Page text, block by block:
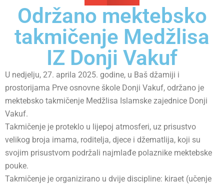
Održano mektebsko
takmičenje Medžlisa
IZ Donji Vakuf
U nedjelju, 27. aprila 2025. godine, u Baš džamiji i
prostorijama Prve osnovne škole Donji Vakuf, održano je
mektebsko takmičenje Medžlisa Islamske zajednice Donji
Vakuf.
Takmičenje je proteklo u lijepoj atmosferi, uz prisustvo
velikog broja imama, roditelja, djece i džematlija, koji su
svojim prisustvom podržali najmlađe polaznike mektebske
pouke.
Takmičenje je organizirano u dvije discipline: kiraet (učenje